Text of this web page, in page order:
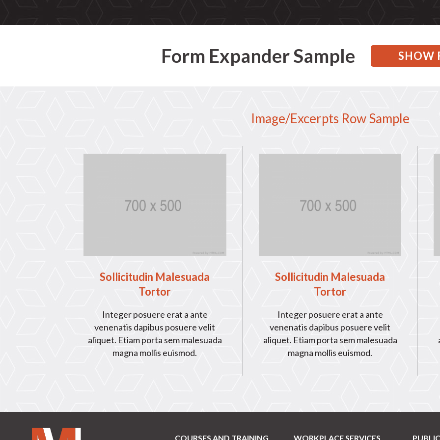
Form Expander Sample SHOW
Image/Excerpts Row Sample
Sollicitudin Malesuada
Tortor
Integer posuere erat a ante
venenatis dapibus posuere velit
aliquet. Etiam porta sem malesuada
magna mollis euismod.
Sollicitudin Malesuada
Tortor
Integer posuere erat a ante
venenatis dapibus posuere velit
aliquet. Etiam porta sem malesuada
magna mollis euismod.
COURSES AND TRAINING WORKPLACE SERVICES